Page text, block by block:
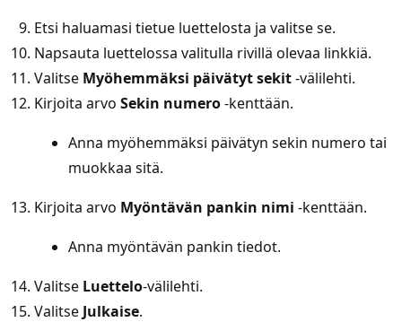
Etsi haluamasi tietue luettelosta ja valitse se.
Napsauta luettelossa valitulla rivillä olevaa linkkiä.
Valitse Myöhemmäksi päivätyt sekit-välilehti.
Kirjoita arvo Sekin numero-kenttään.
Anna myöhemmäksi päivätyn sekin numero tai
muokkaa sitä.
Kirjoita arvo Myöntävän pankin nimi -kenttään.
Anna myöntävän pankin tiedot.
Valitse Luettelo-välilehti.
Valitse Julkaise.